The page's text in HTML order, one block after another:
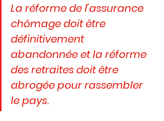
La réforme de l’assurance
chômage doit être
définitivement
abandonnée et la réforme
des retraites doit être
abrogée pour rassembler
le pays.